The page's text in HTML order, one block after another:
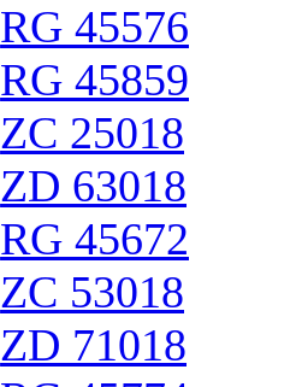
RG 45576
RG 45859
ZC 25018
ZD 63018
RG 45672
ZC 53018
ZD 71018